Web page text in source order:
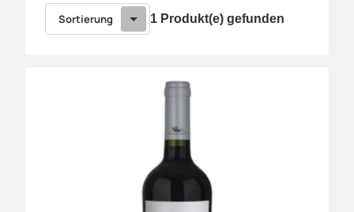
Sortierung 1 Produkt(e) gefunden